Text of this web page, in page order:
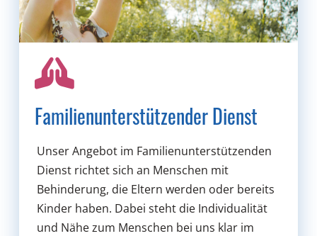
Familienunterstützender Dienst
Unser Angebot im Familienunterstützenden
Dienst richtet sich an Menschen mit
Behinderung, die Eltern werden oder bereits
Kinder haben. Dabei steht die Individualität
und Nähe zum Menschen bei uns klar im